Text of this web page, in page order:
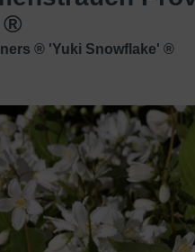
®
® 'Yuki Snowflake' ®